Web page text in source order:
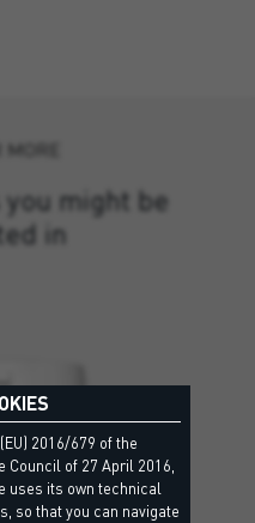
MORE
might be
in
2016/679 of the
Council of 27 April 2016,
uses its own technical
so that you can navigate